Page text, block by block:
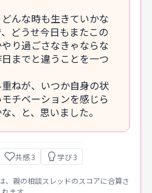
んな時も生きていかな
どうせ今日もまたこの
り過ごさなきゃならな
までと違うことを一つ
ねが、いつか自身の状
チベーションを感じら
、と、思いました。
共感 3 学び 3
親の相談スレッドのスコアに合算さ